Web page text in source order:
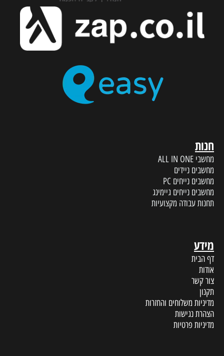
חנות
מחשבי ALL IN ONE
מחשבים ניידים
מחשבים נייחים PC
מחשבים נייחים גיימינג
תחנות עבודה מקצועיות
מידע
דף הבית
אודות
צור קשר
תקנון
מדיניות משלוחים והחזרות
הצהרת נגישות
מדיניות פרטיות